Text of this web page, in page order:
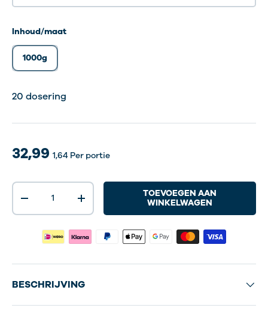
Inhoud/maat
1000g
20 dosering
32,99 1,64 Per portie
Aantal
-
+
TOEVOEGEN AAN
WINKELWAGEN
BESCHRIJVING